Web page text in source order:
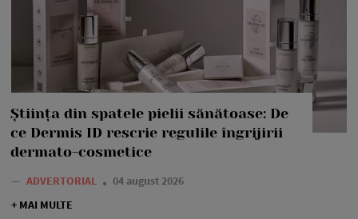
Știința din spatele pielii sănătoase: De
ce Dermis ID rescrie regulile îngrijirii
dermato-cosmetice
— ADVERTORIAL
04 august 2026
+ MAI MULTE